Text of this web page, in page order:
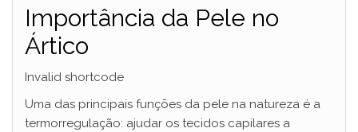
Importância da Pele no
Ártico
Invalid shortcode
Uma das principais funções da pele na natureza é a
termorregulação: ajudar os tecidos capilares a